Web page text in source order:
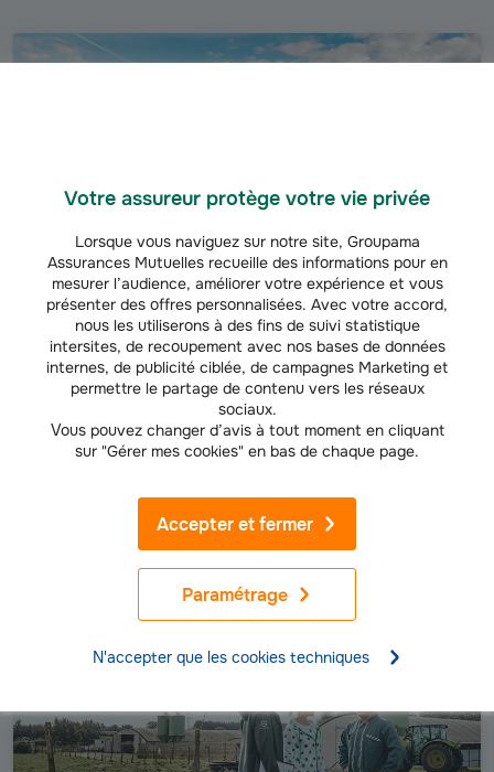
Votre assureur protège votre vie privée
Lorsque vous naviguez sur notre site, Groupama
Assurances Mutuelles recueille des informations pour en
mesurer l’audience, améliorer votre expérience et vous
présenter des offres personnalisées. Avec votre accord,
nous les utiliserons à des fins de suivi statistique
intersites, de recoupement avec nos bases de données
internes, de publicité ciblée, de campagnes Marketing et
permettre le partage de contenu vers les réseaux
sociaux.
Vous pouvez changer d’avis à tout moment en cliquant
sur "Gérer mes cookies" en bas de chaque page.
Paramétrage
Accepter et fermer
N'accepter que les cookies techniques
EXPLOITANTS AGRICOLES
Accompagnement patrimonial du chef d’exploitation
A chaque étape de votre vie et celle de votre exploitation agricole,
votre conseiller en gestion de patrimoine est à vos côtés pour vous
aider à constituer votre patrimoine, le gérer et le faire fructifier en
Découvrir notre offre